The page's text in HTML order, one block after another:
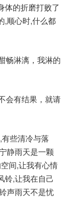
体的折磨打败了
,顺心时,什么都
畅淋漓，我淋的
会有结果，就请
些清冷与落
静雨天是一颗
间,让我有心情
铃,让我在自己
声雨天不是忧